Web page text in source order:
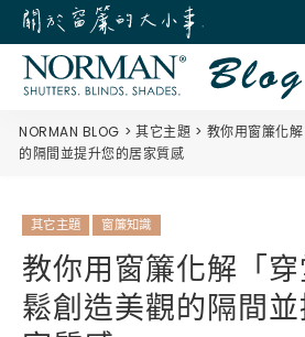
NORMAN BLOG 其它主題
教你用窗簾化
的隔間並提升您的居家質感
其它主題 窗簾知識
教你用窗簾化解「
鬆創造美觀的隔間